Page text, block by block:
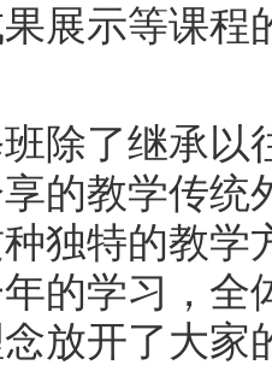
展示等课程
了继承以
的教学传统
独特的教学
的学习，全
放开了大家